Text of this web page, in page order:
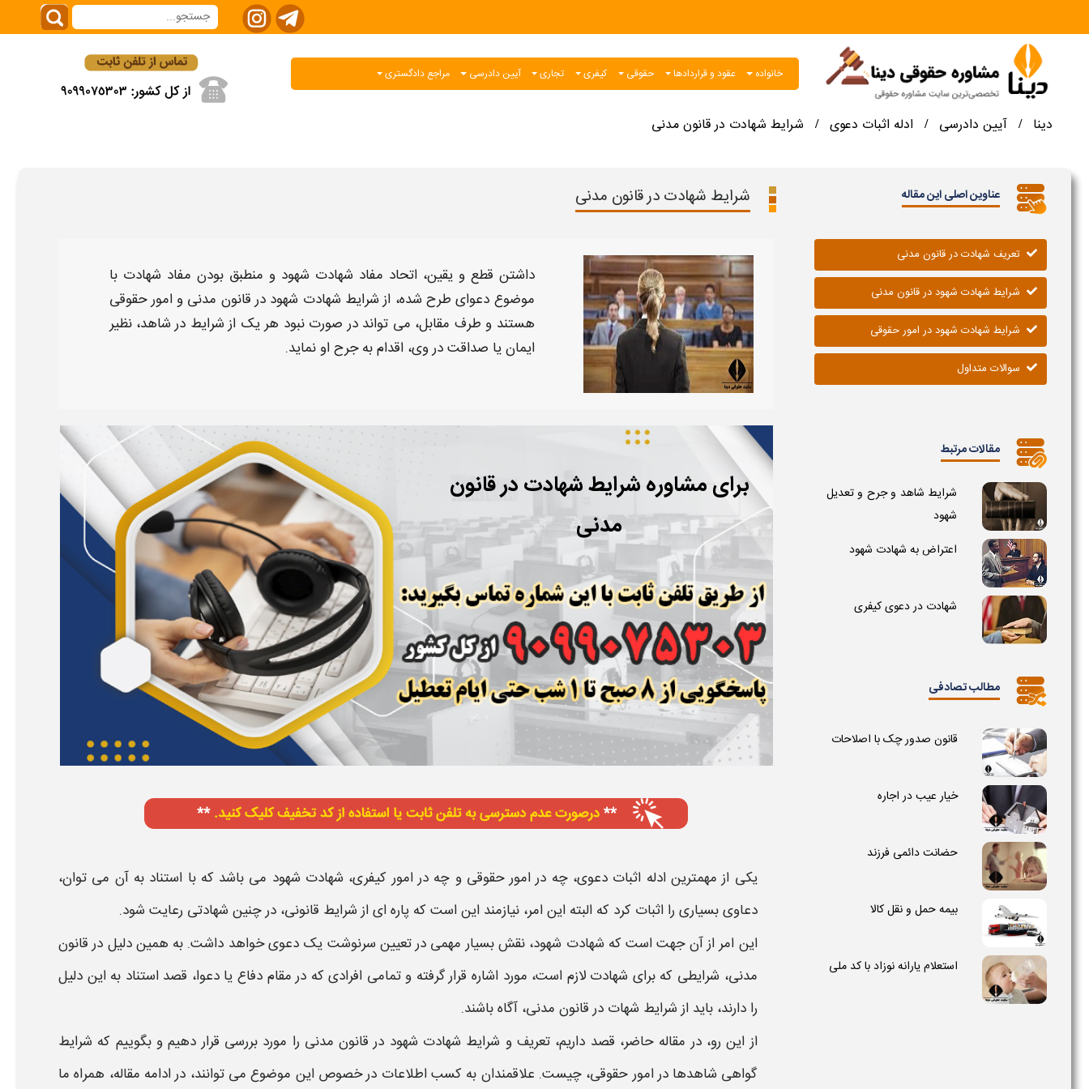
خانواده عقود و قراردادها حقوقی کیفری تجاری آیین دادرسی مراجع دادگستری
دینا / آیین دادرسی / ادله اثبات دعوی / شرایط شهادت در قانون مدنی
شرایط شهادت در قانون مدنی
داشتن قطع و یقین، اتحاد مفاد شهادت شهود و منطبق بودن مفاد شهادت با
موضوع دعوای طرح شده، ازشرایط شهادت شهود در قانون مدنی و امور حقوقی
هستند و طرف مقابل، می تواند در صورت نبود هر یک ازشرایط در شاهد، نظیر
ایمان یا صداقت در وی، اقدام به جرح او نماید.
برای مشاوره شرایط شهادت در قانون
مدنی
یکی از مهمترین ادله اثبات دعوی، چه در امور حقوقی و چه در امور کیفری، شهادت شهود می باشد که با استناد به آن می توان،
دعاوی بسیاری را اثبات کرد که البته این امر، نیازمند این است که پاره ای ازشرایط قانونی، در چنین شهادتی رعایت شود.
این امر از آن جهت است که شهادت شهود، نقش بسیار مهمی در تعیین سرنوشت یک دعوی خواهد داشت. به همین دلیل در قانون
مدنی، شرایطی که برای شهادت لازم است، مورد اشاره قرار گرفته و تمامی افرادی که در مقام دفاع یا دعوا، قصد استناد به این دلیل
را دارند، باید ازشرایط شهات در قانون مدنی، آگاه باشند.
از این رو، در مقاله حاضر، قصد داریم، تعریف و شرایط شهادت شهود در قانون مدنی را مورد بررسی قرار دهیم و بگوییم که شرایط
گواهی شاهدها در امور حقوقی،چیست. علاقمندان به کسب اطلاعات در خصوص این موضوع می توانند، در ادامه مقاله، همراه ما
عناوین اصلی این مقاله
تعریف شهادت در قانون مدنی
شرایط شهادت شهود در قانون مدنی
شرایط شهادت شهود در امور حقوقی
سوالات متداول
مقالات مرتبط
شرایط شاهد و جرح و تعدیل
شهود
اعتراض به شهادت شهود
شهادت در دعوی کیفری
مطالب تصادفی
قانون صدور چک با اصلاحات
خیار عیب در اجاره
حضانت دائمی فرزند
بیمه حمل و نقل کالا
استعلام یارانه نوزاد با کد ملی